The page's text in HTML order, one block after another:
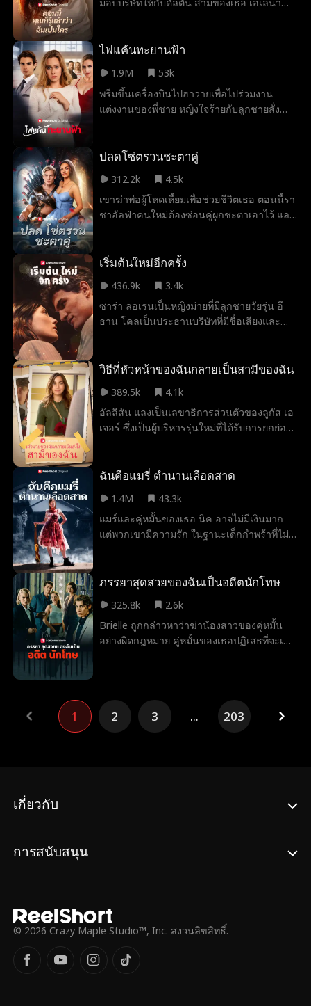
เป็นฮีโร่ของประชาชนที่ซีอีโอชั่วร้ายคิดว่าจะ
แล้ว เอเลน่าต้องเผชิญกับที่ทำงานที่เต็มไปด้วย
คาดเดาว่า "ภรรยาของดัลตัน" เป็นหญิงแก่เจ้า
เล่ห์ ฟลอร่า เลขานุการของดัลตัน พยายาม
ยั่วยวนเขาหลายครั้งแต่ไม่สำเร็จ วันหนึ่ง ฟล
เธอก็รู้ว่าเอเลน่าท้อง ฟลอร่าต้องการเป็นเมีย
แกล้งเอเลน่าและกำจัดเธอออกไปจากชีวิตขอ
งดัลตัน
ไฟแค้นทะยานฟ้า
1.9M
53k
พรีมขึ้นเครื่องบินไปฮาวายเพื่อไปร่วมงาน
แต่งงานของพี่ชาย หญิงใจร้ายกับลูกชายสั่ง
หันกลับ ทำให้ต้องลงจอดฉุกเฉิน เนย น้องสาว
ของเธอ โดยไม่รู้ว่าพรีมคือน้องสาวของคู่หมั้น
ทำให้งานแต่งถูกยกเลิกไป
ปลดโซ่ตรวนชะตาคู่
312.2k
4.5k
เขาฆ่าพ่อผู้โหดเหี้ยมเพื่อช่วยชีวิตเธอ ตอนนี้รา
ชาอัลฟ่าคนใหม่ต้องซ่อนคู่ผูกชะตาเอาไว้ และ
ปลอมค้นพบและทรมานอย่างโหดร้าย เธอจะ
กลับมาและล้างแค้นหรือไม่?
เริ่มต้นใหม่อีกครั้ง
436.9k
3.4k
ซาร่า ลอเรนเป็นหญิงม่ายที่มีลูกชายวัยรุ่น อี
ธาน โคลเป็นประธานบริษัทที่มีชื่อเสียงและ
เหมือนไม่จำเป็น และเขาจะไม่หยุดยั้งจนกว่าจะ
ของซาร่า
วิธีที่หัวหน้าของฉันกลายเป็นสามีของฉัน
389.5k
4.1k
อัลลิสัน แลงเป็นเลขาธิการส่วนตัวของลูกัส เอ
เจอร์ ซึ่งเป็นผู้บริหารรุ่นใหม่ที่ได้รับการยกย่อง
เก่าของเธอ ไคล์ ออกจากชีวิตของเธอ เธอจึง
สัมพันธ์กับลูกัส เอเจอร์ แต่เมื่อเหตุการณ์ไม่
คาดคิดเกิดขึ้นและพนักงานทั้งหมดเห็น
ข้อความในโทรศัพท์ของเธอ จะเกิดอะไรขึ้นกับ
เขาจะถูกเปิดเผยขึ้นมา
ฉันคือแมรี่ ตำนานเลือดสาด
1.4M
43.3k
แมร์และคู่หมั้นของเธอ นิค อาจไม่มีเงินมาก
แต่พวกเขามีความรัก ในฐานะเด็กกำพร้าที่ไม่มี
ความลับเกี่ยวกับญาติที่ห่างเหินไป แล้วแม่ของ
ครอบครัว Thornwood ที่ร่ำรวยและลึกลับ
อย่างอบอุ่น เธอถึงกับเสนอจัดงานแต่งงานที่
คฤหาสน์ของพวกเขา แต่เช้าวันพิธี การค้นพบ
ครอบครัว Thornwood ซึ่งอาจจบลงด้วยการ
ฆ่าเธอ
ภรรยาสุดสวยของฉันเป็นอดีตนักโทษ
325.8k
2.6k
Brielle ถูกกล่าวหาว่าฆ่าน้องสาวของคู่หมั้น
อย่างผิดกฎหมาย คู่หมั้นของเธอปฏิเสธที่จะเชื่อ
ลึกลับและหล่อเหลาเจย์ให้ความช่วยเหลือแก่
เธอ ... แต่อาจมีเขามากกว่าสิ่งที่เห็น
1 2 3 ... 203
เกี่ยวกับ
การสนับสนุน
© 2026 Crazy Maple Studio™, Inc. สงวนลิขสิทธิ์.